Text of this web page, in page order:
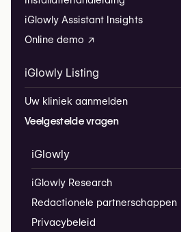
iGlowly Assistant Insights
Online demo ↗
iGlowly Listing
Uw kliniek aanmelden
Veelgestelde vragen
iGlowly
iGlowly Research
Redactionele partnerschappen
Privacybeleid